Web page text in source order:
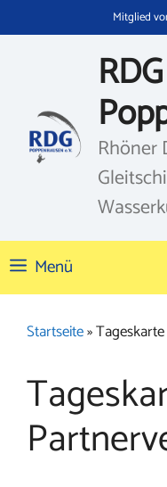
Inhalt
Mitglied
RDG
Rhöner
Menü
Startseite»